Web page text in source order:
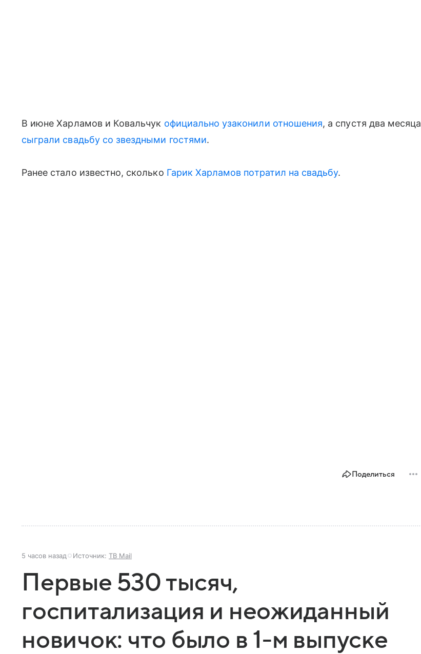
В июне Харламов и Ковальчук официально узаконили отношения, а спустя два месяца
сыграли свадьбу со звездными гостями.
Ранее стало известно, сколько Гарик Харламов потратил на свадьбу.
Поделиться
5 часов назад Источник: ТВ Mail
Первые 530 тысяч,
госпитализация и неожиданный
новичок: что было в 1-м выпуске